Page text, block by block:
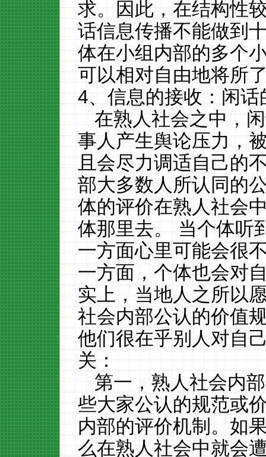
求。因此，在结构性
话信息传播不能做到
体在小组内部的多个
可以相对自由地将所
4、信息的接收：闲话
在熟人社会之中，
事人产生舆论压力，
且会尽力调适自己的
部大多数人所认同的
体的评价在熟人社会
体那里去。当个体听
一方面心里可能会很
一方面，个体也会对
实上，当地人之所以
社会内部公认的价值
他们很在乎别人对自
关：
第一，熟人社会内
些大家公认的规范或
内部的评价机制。如
么在熟人社会中就会